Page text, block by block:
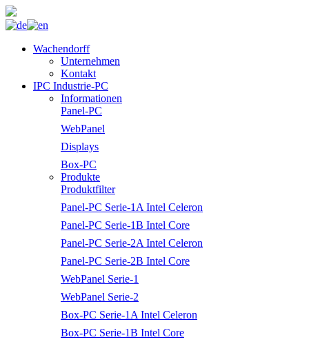
Wachendorff
Unternehmen
Kontakt
IPC Industrie-PC
Informationen
Panel-PC
WebPanel
Displays
Box-PC
Produkte
Produktfilter
Panel-PC Serie-1A Intel Celeron
Panel-PC Serie-1B Intel Core
Panel-PC Serie-2A Intel Celeron
Panel-PC Serie-2B Intel Core
WebPanel Serie-1
WebPanel Serie-2
Box-PC Serie-1A Intel Celeron
Box-PC Serie-1B Intel Core